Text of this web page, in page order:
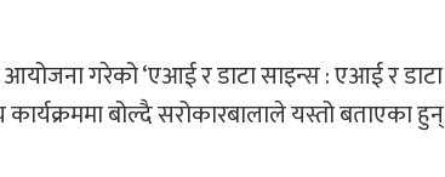
गरेको ‘एआई र डाटा साइन्स : एआई र डाटा
बोल्दै सरोकारबालाले यस्तो बताएका हुन्